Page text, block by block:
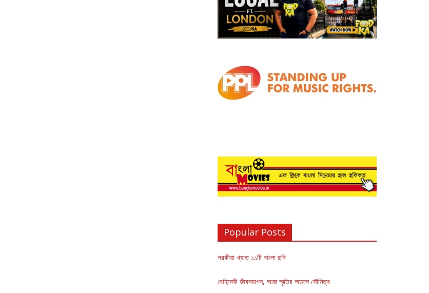
Popular Posts
পরকীয়া খ্যাত ১১টি বাংলা ছবি
বেহিসেবী জীবনযাপন, আজ স্মৃতির অতলে সৌমিত্র